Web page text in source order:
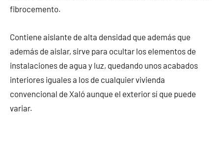
fibrocemento.
Contiene aislante de alta densidad que además que
además de aislar, sirve para ocultar los elementos de
instalaciones de agua y luz, quedando unos acabados
interiores iguales a los de cualquier vivienda
convencional de Xaló aunque el exterior sí que puede
variar.